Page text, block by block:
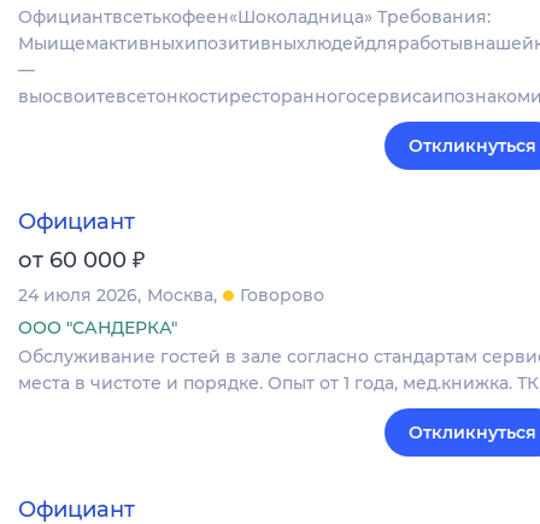
Официантвсетькофеен«Шоколадница» Требования:
—
Откликнуться
Официант
от 60 000 ₽
24 июля 2026 Москва
Говорово
ООО "САНДЕРКА"
Обслуживание гостей в зале согласно стандартам
места в чистоте и порядке. Опыт от 1 года, мед.книжка.
Откликнуться
Официант